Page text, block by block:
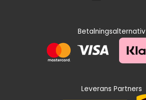
Betalningsalternativ
Leverans Partners